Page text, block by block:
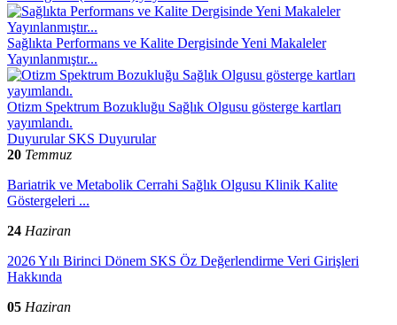
Sağlıkta Performans ve Kalite Dergisinde Yeni Makaleler
Yayınlanmıştır...
Otizm Spektrum Bozukluğu Sağlık Olgusu gösterge kartları
yayımlandı.
Duyurular SKS Duyurular
20 Temmuz
Bariatrik ve Metabolik Cerrahi Sağlık Olgusu Klinik Kalite
Göstergeleri ...
24 Haziran
2026 Yılı Birinci Dönem SKS Öz Değerlendirme Veri Girişleri
Hakkında
05 Haziran